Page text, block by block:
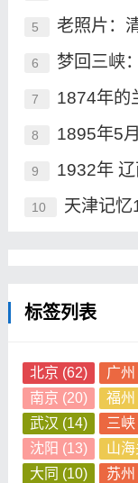
5 老照片：
6 梦回三峡
7 1874年的
8 1895年5
9 1932年
10 天津记
标签列表
北京 (62) 广州
南京 (20) 福州
武汉 (14) 三峡
沈阳 (13) 山海
大同 (10) 苏州